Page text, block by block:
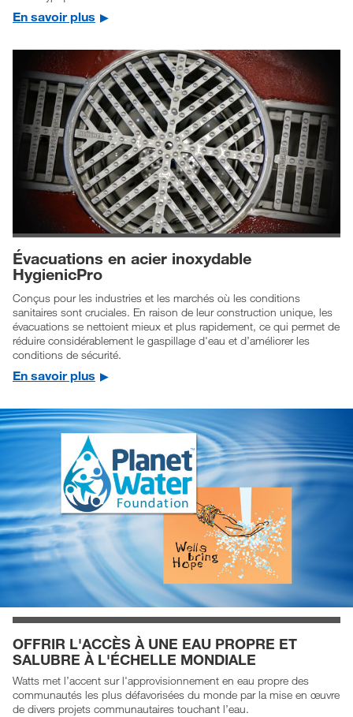
En savoir plus
Évacuations en acier inoxydable
HygienicPro
Conçus pour les industries et les marchés où les conditions
sanitaires sont cruciales. En raison de leur construction unique, les
évacuations se nettoient mieux et plus rapidement, ce qui permet de
réduire considérablement le gaspillage d'eau et d’améliorer les
conditions de sécurité.
En savoir plus
OFFRIR L'ACCÈS À UNE EAU PROPRE ET
SALUBRE À L'ÉCHELLE MONDIALE
Watts met l’accent sur l'approvisionnement en eau propre des
communautés les plus défavorisées du monde par la mise en œuvre
de divers projets communautaires touchant l’eau.